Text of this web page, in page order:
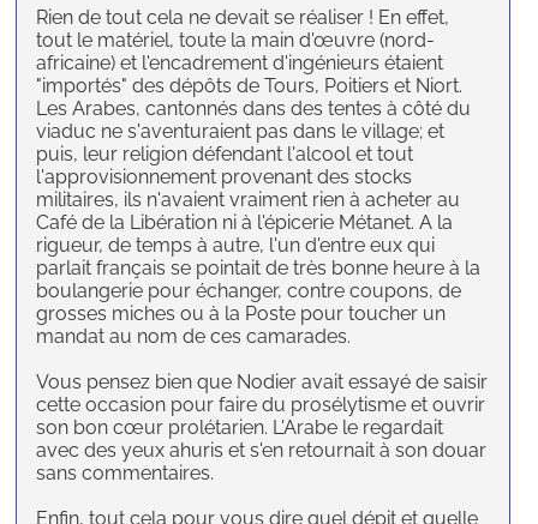
Rien de tout cela ne devait se réaliser ! En effet,
tout le matériel, toute la main d'œuvre (nord-
africaine) et l'encadrement d'ingénieurs étaient
"importés" des dépôts de Tours, Poitiers et Niort.
Les Arabes, cantonnés dans des tentes à côté du
viaduc ne s'aventuraient pas dans le village; et
puis, leur religion défendant l'alcool et tout
l'approvisionnement provenant des stocks
militaires, ils n'avaient vraiment rien à acheter au
Café de la Libération ni à l'épicerie Métanet. A la
rigueur, de temps à autre, l'un d'entre eux qui
parlait français se pointait de très bonne heure à la
boulangerie pour échanger, contre coupons, de
grosses miches ou à la Poste pour toucher un
mandat au nom de ces camarades.
Vous pensez bien que Nodier avait essayé de saisir
cette occasion pour faire du prosélytisme et ouvrir
son bon cœur prolétarien. L'Arabe le regardait
avec des yeux ahuris et s'en retournait à son douar
sans commentaires.
Enfin, tout cela pour vous dire quel dépit et quelle